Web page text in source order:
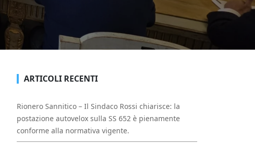
ARTICOLI RECENTI
Rionero Sannitico – Il Sindaco Rossi chiarisce: la
postazione autovelox sulla SS 652 è pienamente
conforme alla normativa vigente.